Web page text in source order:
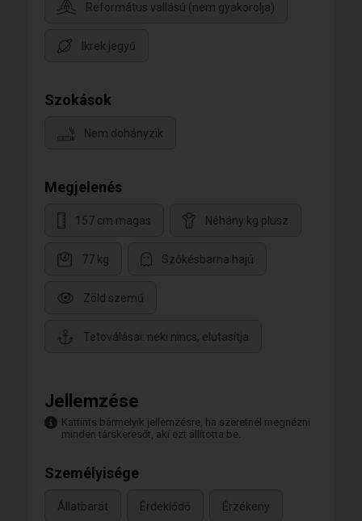
Református vallású (nem gyakorolja)
Ikrek jegyű
Szokások
Nem dohányzik
Megjelenés
157 cm magas Néhány kg plusz
77 kg Szőkésbarna hajú
Zöld szemű
Tetoválásai: neki nincs, elutasítja
Jellemzése
Kattints bármelyik jellemzésre, ha szeretnél megnézni
minden társkeresőt, aki ezt állította be.
Személyisége
Állatbarát Érdeklődő Érzékeny